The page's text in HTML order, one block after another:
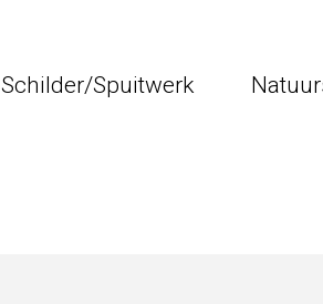
Schilder/Spuitwerk